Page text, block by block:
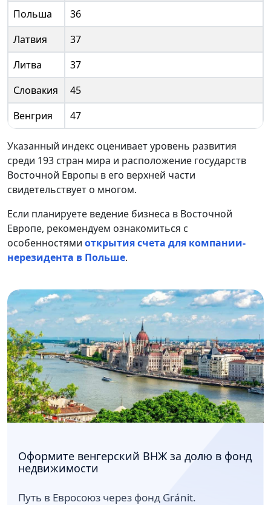
Польша
36
Латвия
37
Литва
37
Словакия
45
Венгрия
47
Указанный индекс оценивает уровень развития
среди 193 стран мира и расположение государств
Восточной Европы в его верхней части
свидетельствует о многом.
Если планируете ведение бизнеса в Восточной
Европе, рекомендуем ознакомиться с
особенностями открытия счета для компании-
нерезидента в Польше.
Оформите венгерский ВНЖ за долю в фонд
недвижимости
Путь в Евросоюз через фонд Gránit.